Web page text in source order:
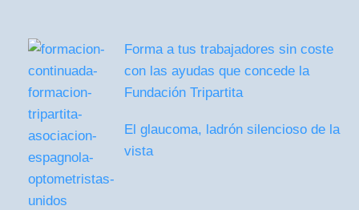
Forma a tus trabajadores sin coste
con las ayudas que concede la
Fundación Tripartita
El glaucoma, ladrón silencioso de la
vista